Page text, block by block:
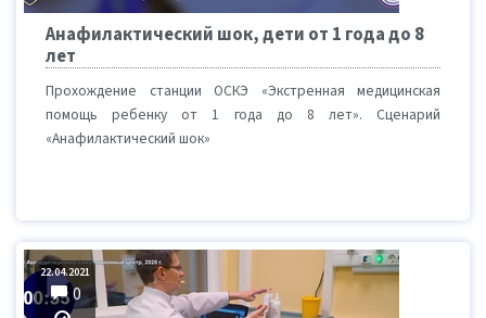
Анафилактический шок, дети от 1 года до 8
лет
Прохождение станции ОСКЭ «Экстренная медицинская
помощь ребенку от 1 года до 8 лет». Сценарий
«Анафилактический шок»
22.04.2021
0